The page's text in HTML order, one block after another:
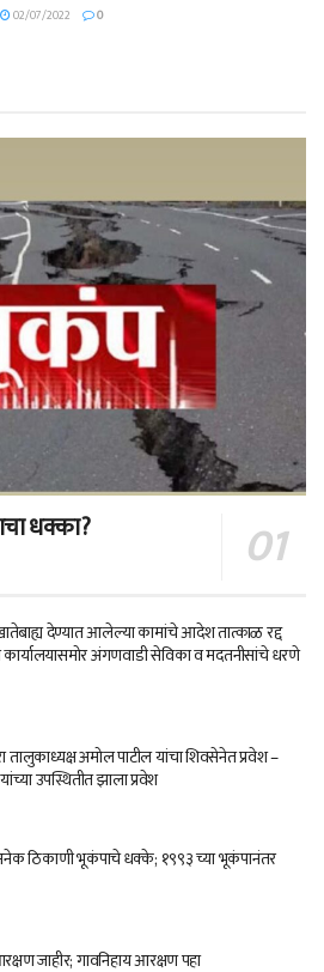
02/07/2022 0
धक्का?
देण्यात आलेल्या कामांचे आदेश तात्काळ रद्द
अंगणवाडी सेविका व मदतनीसांचे धरणे
अमोल पाटील यांचा शिवसेनेत प्रवेश –
उपस्थितीत झाला प्रवेश
ठिकाणी भूकंपाचे धक्के; १९९३ च्या भूकंपानंतर
जाहीर; गावनिहाय आरक्षण पहा